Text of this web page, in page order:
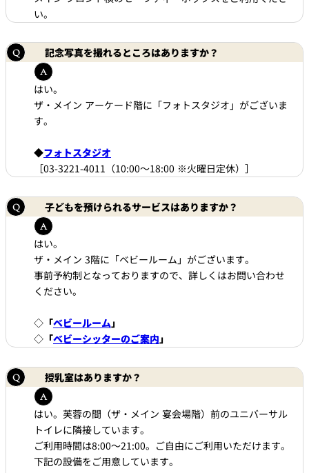
い。
記念写真を撮れるところはありますか？
はい。
ザ・メイン アーケード階に「フォトスタジオ」がございま
す。
◆フォトスタジオ
［03-3221-4011（10:00～18:00 ※火曜日定休）］
子どもを預けられるサービスはありますか？
はい。
ザ・メイン 3階に「ベビールーム」がございます。
事前予約制となっておりますので、詳しくはお問い合わせ
ください。
◇ 「ベビールーム」
◇ 「ベビーシッターのご案内」
授乳室はありますか？
はい。芙蓉の間（ザ・メイン 宴会場階）前のユニバーサル
トイレに隣接しています。
ご利用時間は8:00～21:00。ご自由にご利用いただけます。
下記の設備をご用意しています。